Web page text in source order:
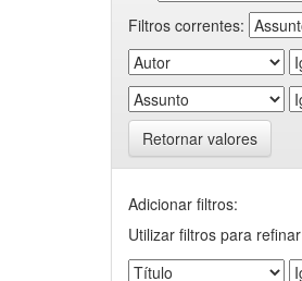
Filtros correntes:
Retornar valores
Adicionar filtros:
Utilizar filtros para